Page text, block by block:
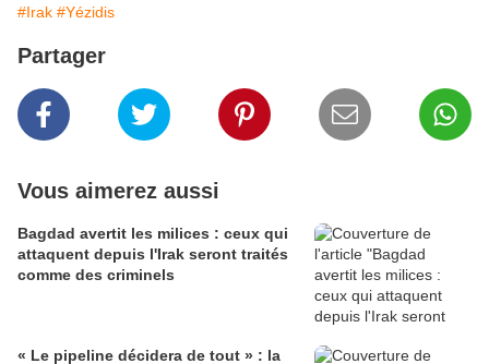
#Irak #Yézidis
Partager
Vous aimerez aussi
Bagdad avertit les milices : ceux qui
attaquent depuis l'Irak seront traités
comme des criminels
« Le pipeline décidera de tout » : la